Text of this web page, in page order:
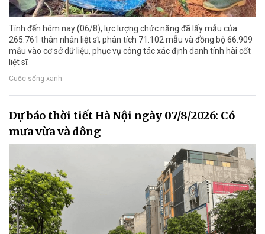
Tính đến hôm nay (06/8), lực lượng chức năng đã lấy mẫu của
265.761 thân nhân liệt sĩ, phân tích 71.102 mẫu và đồng bộ 66.909
mẫu vào cơ sở dữ liệu, phục vụ công tác xác định danh tính hài cốt
liệt sĩ.
Cuộc sống xanh
Dự báo thời tiết Hà Nội ngày 07/8/2026: Có
mưa vừa và dông